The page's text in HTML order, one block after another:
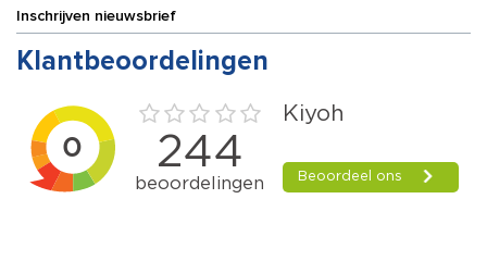
Inschrijven nieuwsbrief
Klantbeoordelingen